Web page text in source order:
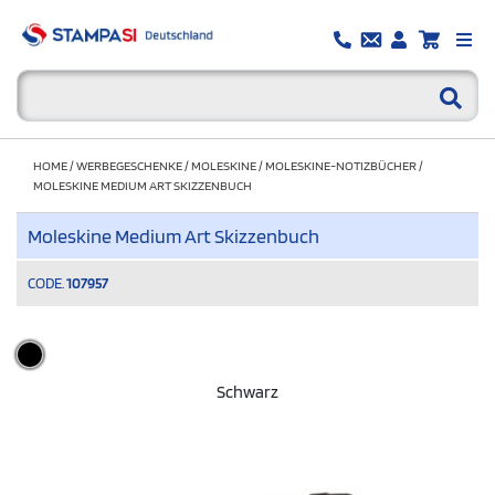
HOME/WERBEGESCHENKE/MOLESKINE/MOLESKINE-NOTIZBÜCHER/
MOLESKINE MEDIUM ART SKIZZENBUCH
Moleskine Medium Art Skizzenbuch
CODE. 107957
Schwarz